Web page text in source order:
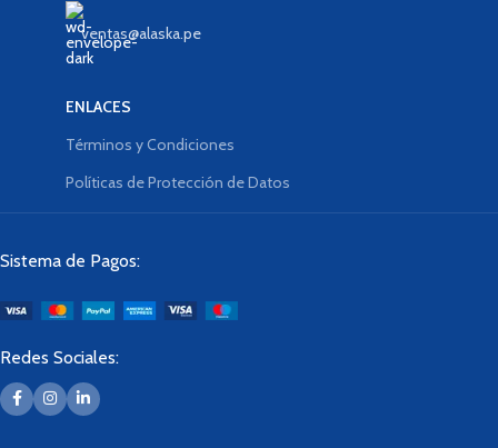
ventas@alaska.pe
ENLACES
Términos y Condiciones
Políticas de Protección de Datos
Sistema de Pagos:
Redes Sociales: